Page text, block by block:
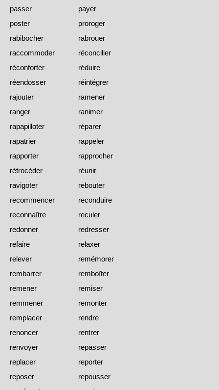
passer
payer
poster
proroger
rabibocher
rabrouer
raccommoder
réconcilier
réconforter
réduire
réendosser
réintégrer
rajouter
ramener
ranger
ranimer
rapapilloter
réparer
rapatrier
rappeler
rapporter
rapprocher
rétrocéder
réunir
ravigoter
rebouter
recommencer
reconduire
reconnaître
reculer
redonner
redresser
refaire
relaxer
relever
remémorer
rembarrer
remboîter
remener
remiser
remmener
remonter
remplacer
rendre
renoncer
rentrer
renvoyer
repasser
replacer
reporter
reposer
repousser